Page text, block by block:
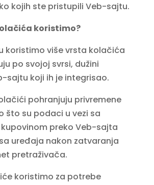
kojih ste pristupili Veb-sajtu.
koristimo?
koristimo više vrsta kolačića
po svojoj svrsi, dužini
sajtu koji ih je integrisao.
pohranjuju privremene
što su podaci u vezi sa
preko Veb-sajta
uređaja nakon zatvaranja
pretraživača.
koristimo za potrebe